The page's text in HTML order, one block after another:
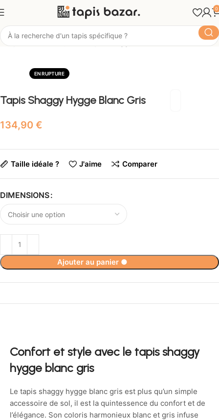
0
Tapis Shaggy
EN RUPTURE
Tapis Shaggy Hygge Blanc Gris
€
Taille idéale ? J'aime Comparer
DIMENSIONS
Ajouter au panier ●
Confort et style avec le tapis shaggy
hygge blanc gris
Le tapis shaggy hygge blanc gris est plus qu’un simple
accessoire de sol, il est la quintessence du confort et de
l’élégance. Son coloris harmonieux blanc et gris infuse